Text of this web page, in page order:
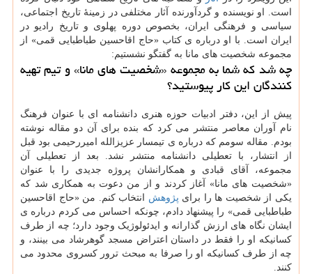
است. او نویسنده و گردآورنده آثار مختلفی در زمینهٔ تاریخ اجتماعی،
سیاسی و فرهنگی ایران، بخصوص دوره پهلوی و تاریخ رادیو در
ایران است. با او درباره ی کتاب «حاج اقاحسین طباطبایی قمی» از
مجموعه شخصیت های مانا به گفتگو نشستیم:
چه شد که شما به مجموعه «شخصیت های مانا» و تیم تهیه
کنندگان این کار پیوستید؟
پیش از این، دفتر ادبیات حوزه هنری دانشنامه ای با عنوان فرهنگ
نام آوران معاصر منتشر می کرد که بنده برای آن دو مقاله نوشته
بودم. مقاله سومم که درباره ی تیمسار عزیزالله امیررحیمی بود قبل
از انتشار، با تعطیلی دانشنامه منتشر نشد. بعد از تعطیلی آن
مجموعه، آقای قبادی و همکارانشان پروژه جدیدی را با عنوان
«شخصیت های مانا» آغاز کردند و از من دعوت به همکاری شد که
یکی از شخصیت ها را برای پژوهش انتخاب کنم. من «حاج اقاحسین
طباطبایی قمی» را پیشنهاد دادم، چونکه احساس می کردم درباره ی
ایشان نگاه های ارزش گذارانه و ایدئولوژیک وجود دارد؛ چه از طرف
کسانیکه او را فقط در داستان اعتراض مسجد گوهرشاد می بینند، و
چه از طرف کسانیکه او را صرفا به مبحث ترور کسروی محدود می
کنند.